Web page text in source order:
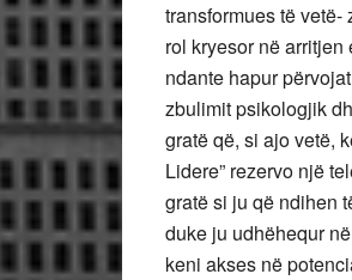
transformues të
rol kryesor në
ndante hapur
zbulimit psikologjik
gratë që, si ajo vetë,
Lidere” rezervo një
gratë si ju që ndihen
duke ju udhëhequr
keni akses në